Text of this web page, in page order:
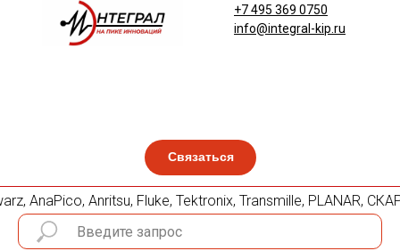
Связаться
+7 495 369 0750
info@integral-kip.ru
Anritsu, Fluke, Tektronix, Transmille, PLANAR,